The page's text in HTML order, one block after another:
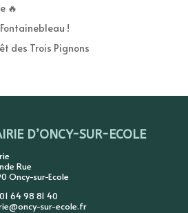
🔥
!
des Trois Pignons
D’ONCY-SUR-ECOLE
Rue
Oncy-sur-Ecole
64 98 81 40
sur-ecole.fr